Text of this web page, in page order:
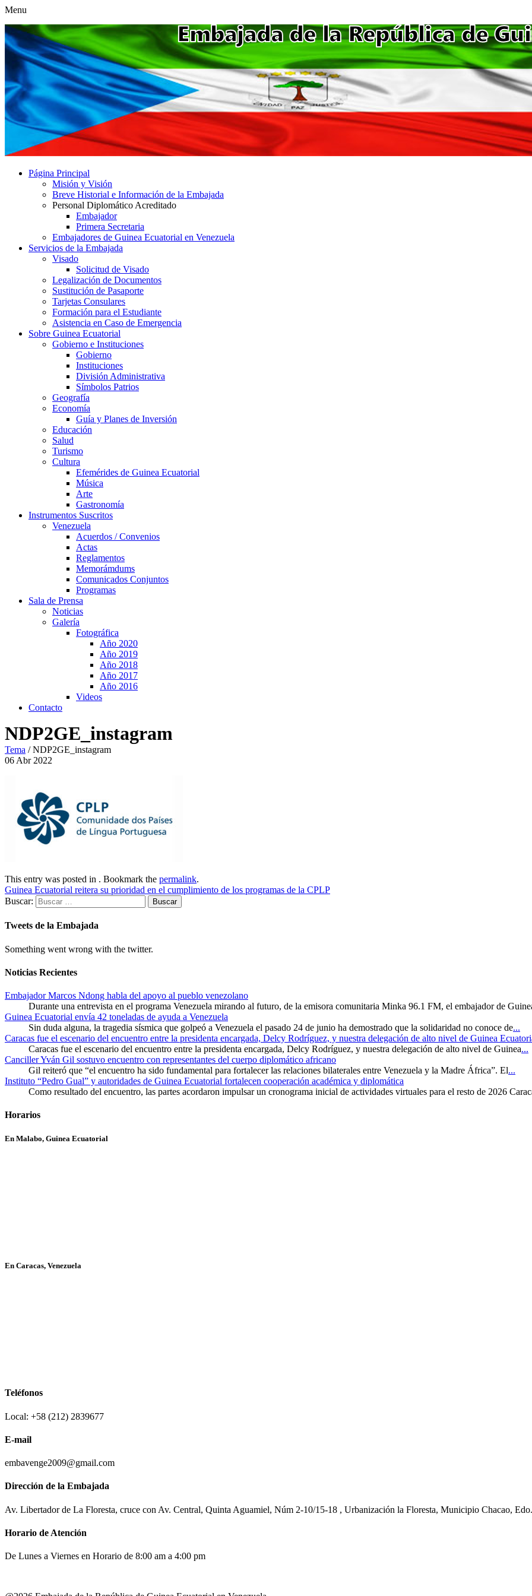
Menu
Página Principal
Misión y Visión
Breve Historial e Información de la Embajada
Personal Diplomático Acreditado
Embajador
Primera Secretaria
Embajadores de Guinea Ecuatorial en Venezuela
Servicios de la Embajada
Visado
Solicitud de Visado
Legalización de Documentos
Sustitución de Pasaporte
Tarjetas Consulares
Formación para el Estudiante
Asistencia en Caso de Emergencia
Sobre Guinea Ecuatorial
Gobierno e Instituciones
Gobierno
Instituciones
División Administrativa
Símbolos Patrios
Geografía
Economía
Guía y Planes de Inversión
Educación
Salud
Turismo
Cultura
Efemérides de Guinea Ecuatorial
Música
Arte
Gastronomía
Instrumentos Suscritos
Venezuela
Acuerdos / Convenios
Actas
Reglamentos
Memorámdums
Comunicados Conjuntos
Programas
Sala de Prensa
Noticias
Galería
Fotográfica
Año 2020
Año 2019
Año 2018
Año 2017
Año 2016
Videos
Contacto
NDP2GE_instagram
Tema /NDP2GE_instagram
06 Abr 2022
This entry was posted in . Bookmark the permalink.
Guinea Ecuatorial reitera su prioridad en el cumplimiento de los programas de la CPLP
Buscar:
Tweets de la Embajada
Something went wrong with the twitter.
Noticias Recientes
Embajador Marcos Ndong habla del apoyo al pueblo venezolano
Durante una entrevista en el programa Venezuela mirando al futuro, de la emisora comunitaria Minka 96.1 FM, el embajador de
Guinea Ecuatorial envía 42 toneladas de ayuda a Venezuela
Sin duda alguna, la tragedia sísmica que golpeó a Venezuela el pasado 24 de junio ha demostrado que la solidaridad no conoce de...
Caracas fue el escenario del encuentro entre la presidenta encargada, Delcy Rodríguez, y nuestra delegación de alto nivel de Guinea
Caracas fue el escenario del encuentro entre la presidenta encargada, Delcy Rodríguez, y nuestra delegación de alto nivel de Guinea...
Canciller Yván Gil sostuvo encuentro con representantes del cuerpo diplomático africano
Gil reiteró que “el encuentro ha sido fundamental para fortalecer las relaciones bilaterales entre Venezuela y la Madre África”. El...
Instituto “Pedro Gual” y autoridades de Guinea Ecuatorial fortalecen cooperación académica y diplomática
Como resultado del encuentro, las partes acordaron impulsar un cronograma inicial de actividades virtuales para el resto de 2026
Horarios
En Malabo, Guinea Ecuatorial
En Caracas, Venezuela
Teléfonos
Local: +58 (212) 2839677
E-mail
embavenge2009@gmail.com
Dirección de la Embajada
Av. Libertador de La Floresta, cruce con Av. Central, Quinta Aguamiel, Núm 2-10/15-18 , Urbanización la Floresta, Municipio Chacao,
Horario de Atención
De Lunes a Viernes en Horario de 8:00 am a 4:00 pm